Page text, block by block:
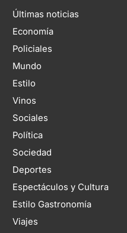
Últimas noticias
Economía
Policiales
Mundo
Estilo
Vinos
Sociales
Política
Sociedad
Deportes
Espectáculos y Cultura
Estilo Gastronomía
Viajes